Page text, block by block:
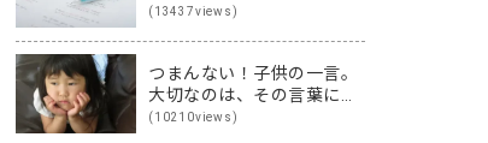
とから始めよう♪
(13437views)
つまんない！子供の一言。
大切なのは、その言葉に隠
された裏の本音です
(10210views)